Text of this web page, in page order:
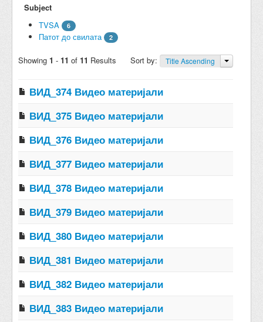
Subjects
Names
Classifications
Subject
TVSA
6
Патот до свилата 2
Showing 1 - 11 of 11 Results Sort by: Title Ascending
ВИД_374 Видео материјали
ВИД_375 Видео материјали
ВИД_376 Видео материјали
ВИД_377 Видео материјали
ВИД_378 Видео материјали
ВИД_379 Видео материјали
ВИД_380 Видео материјали
ВИД_381 Видео материјали
ВИД_382 Видео материјали
ВИД_383 Видео материјали